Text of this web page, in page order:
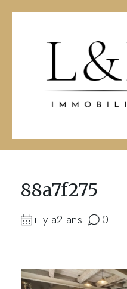
88a7f275
il y a2 ans 0